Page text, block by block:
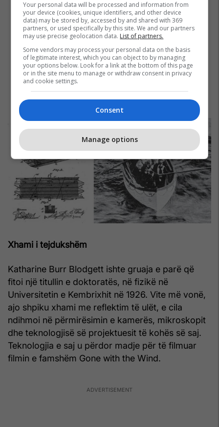
Xhami i tejdukshëm
Katharine Burr Blodgett ishte gruaja e parë që
fitoi një titullin e doktoratës, në fizikë në
Universitetin e Kembrixhit në 1926. Vite më vonë,
ajo shpiku xhami me reflektim të ulët, e cila
ndihmoi në përmirësimin e kamerës, mikroskopit
dhe teknologjisë së projektuesit të kohës së saj.
Teknologjia e saj u përdor madje për të filmuar
filmin e famshëm Gone with the Wind.
Your personal data will be processed and information from
your device (cookies, unique identifiers, and other device
data) may be stored by, accessed by and shared with 369
partners, or used specifically by this site. We and our partners
may use precise geolocation data. List of partners.
Some vendors may process your personal data on the basis
of legitimate interest, which you can object to by managing
your options below. Look for a link at the bottom of this page
or in the site menu to manage or withdraw consent in privacy
and cookie settings.
Consent
Manage options